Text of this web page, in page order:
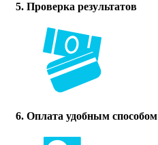
5. Проверка результатов
6. Оплата удобным способом